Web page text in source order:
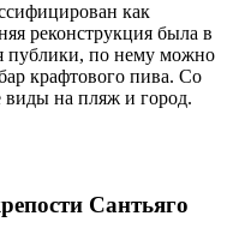
как
реконструкция была в
публики, по нему можно
крафтового пива. Со
виды на пляж и город.
Сантьяго